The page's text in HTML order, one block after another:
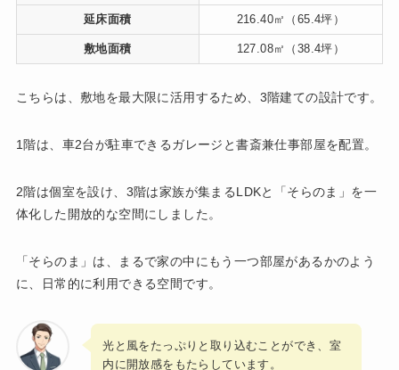
延床面積 216.40㎡（65.4坪）
敷地面積 127.08㎡（38.4坪）
こちらは、敷地を最大限に活用するため、3階建ての設計です。
1階は、車2台が駐車できるガレージと書斎兼仕事部屋を配置。
2階は個室を設け、3階は家族が集まるLDKと「そらのま」を一
体化した開放的な空間にしました。
「そらのま」は、まるで家の中にもう一つ部屋があるかのよう
に、日常的に利用できる空間です。
光と風をたっぷりと取り込むことができ、室
内に開放感をもたらしています。